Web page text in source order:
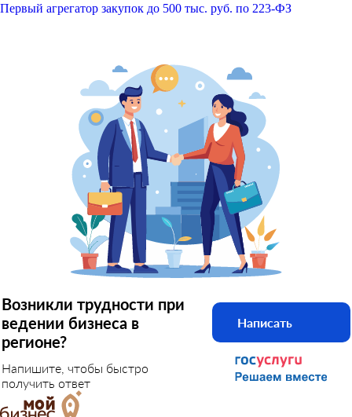
Первый агрегатор закупок до 500 тыс. руб. по 223-ФЗ
Возникли трудности при
ведении бизнеса в
регионе?
Напишите, чтобы быстро
получить ответ
Написать